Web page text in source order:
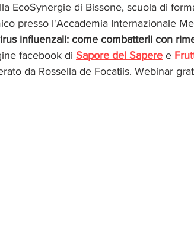
EcoSynergie di Bissone, scuola di
presso l'Accademia Internazionale
influenzali: come combatterli con
facebook di Sapore del Sapere e
da Rossella de Focatiis. Webinar